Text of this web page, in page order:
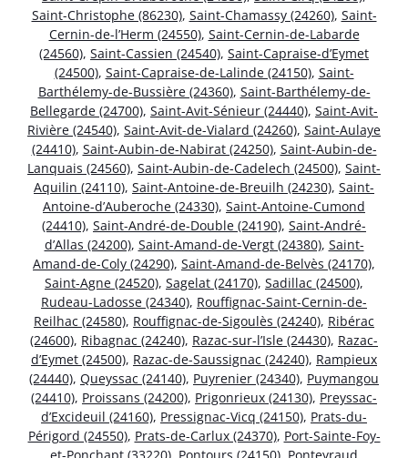
Saint-Christophe (86230), Saint-Chamassy (24260), Saint-
Cernin-de-l’Herm (24550), Saint-Cernin-de-Labarde
(24560), Saint-Cassien (24540), Saint-Capraise-d’Eymet
(24500), Saint-Capraise-de-Lalinde (24150), Saint-
Barthélemy-de-Bussière (24360), Saint-Barthélemy-de-
Bellegarde (24700), Saint-Avit-Sénieur (24440), Saint-Avit-
Rivière (24540), Saint-Avit-de-Vialard (24260), Saint-Aulaye
(24410), Saint-Aubin-de-Nabirat (24250), Saint-Aubin-de-
Lanquais (24560), Saint-Aubin-de-Cadelech (24500), Saint-
Aquilin (24110), Saint-Antoine-de-Breuilh (24230), Saint-
Antoine-d’Auberoche (24330), Saint-Antoine-Cumond
(24410), Saint-André-de-Double (24190), Saint-André-
d’Allas (24200), Saint-Amand-de-Vergt (24380), Saint-
Amand-de-Coly (24290), Saint-Amand-de-Belvès (24170),
Saint-Agne (24520), Sagelat (24170), Sadillac (24500),
Rudeau-Ladosse (24340), Rouffignac-Saint-Cernin-de-
Reilhac (24580), Rouffignac-de-Sigoulès (24240), Ribérac
(24600), Ribagnac (24240), Razac-sur-l’Isle (24430), Razac-
d’Eymet (24500), Razac-de-Saussignac (24240), Rampieux
(24440), Queyssac (24140), Puyrenier (24340), Puymangou
(24410), Proissans (24200), Prigonrieux (24130), Preyssac-
d’Excideuil (24160), Pressignac-Vicq (24150), Prats-du-
Périgord (24550), Prats-de-Carlux (24370), Port-Sainte-Foy-